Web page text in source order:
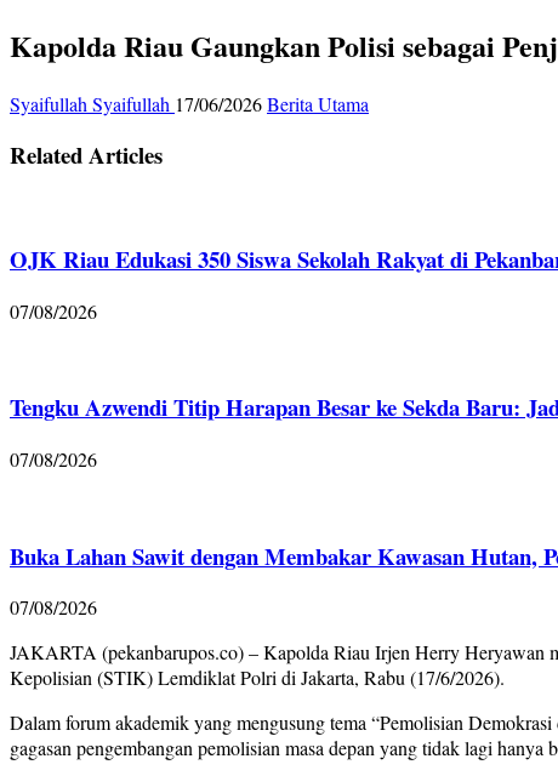
Kapolda Riau Gaungkan Polisi sebagai
Syaifullah Syaifullah 17/06/2026Berita Utama
Related Articles
OJK Riau Edukasi 350 Siswa Sekolah Rakyat di
07/08/2026
Tengku Azwendi Titip Harapan Besar ke Sekda Baru:
07/08/2026
Buka Lahan Sawit dengan Membakar Kawasan Hutan,
07/08/2026
JAKARTA (pekanbarupos.co) – Kapolda Riau Irjen Herry Heryawan
Kepolisian (STIK) Lemdiklat Polri di Jakarta, Rabu (17/6/2026).
Dalam forum akademik yang mengusung tema “Pemolisian
gagasan pengembangan pemolisian masa depan yang tidak lagi